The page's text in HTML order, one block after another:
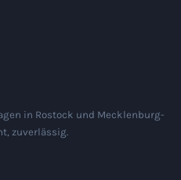
in Rostock und Mecklenburg-
zuverlässig.